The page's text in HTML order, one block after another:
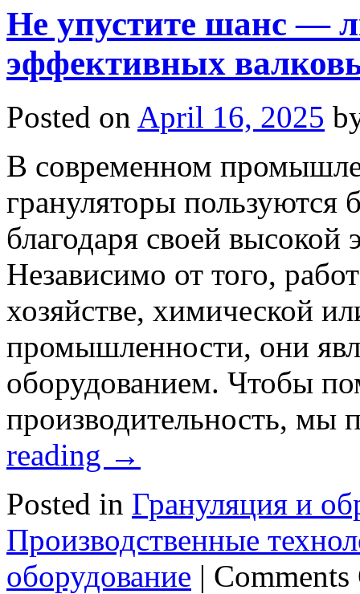
Не упустите шанс —
эффективных
Posted on April 16, 2025
В современном
грануляторы
благодаря своей
Независимо от того,
хозяйстве, химической
промышленности, они
оборудованием. Чтобы
производительность,
reading →
Posted in Грануляция и
Производственные
оборудование |